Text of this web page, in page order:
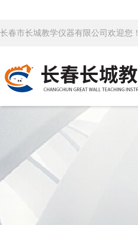
长春市长城教学仪器有限公司欢迎您！